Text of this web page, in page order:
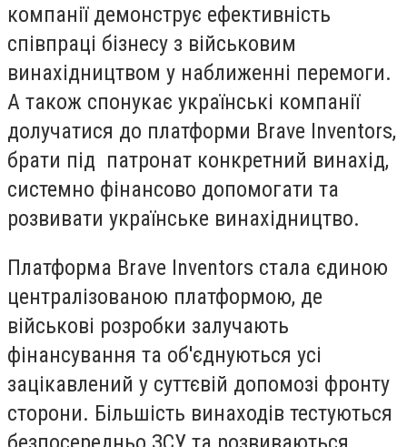
компанії демонструє ефективність
співпраці бізнесу з військовим
винахідництвом у наближенні перемоги.
А також спонукає українські компанії
долучатися до платформи Brave Inventors,
брати під патронат конкретний винахід,
системно фінансово допомогати та
розвивати українське винахідництво.
Платформа Brave Inventors стала єдиною
централізованою платформою, де
військові розробки залучають
фінансування та об'єднуються усі
зацікавлений у суттєвій допомозі фронту
сторони. Більшість винаходів тестуються